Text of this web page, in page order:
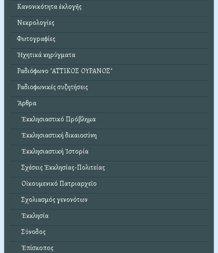
Κανονικότητα ἐκλογῆς
Νεκρολογίες
Φωτογραφίες
Ἠχητικά κηρύγματα
Ραδιόφωνο "ΑΤΤΙΚΟΣ ΟΥΡΑΝΟΣ"
Ραδιοφωνικές συζητήσεις
Ἄρθρα
Ἐκκλησιαστικό Πρόβλημα
Ἐκκλησιαστική δικαιοσύνη
Ἐκκλησιαστική Ἱστορία
Σχέσεις Ἐκκλησίας-Πολιτείας
Οἰκουμενικό Πατριαρχεῖο
Σχολιασμός γενονότων
Ἐκκλησία
Σύνοδος
Ἐπίσκοπος